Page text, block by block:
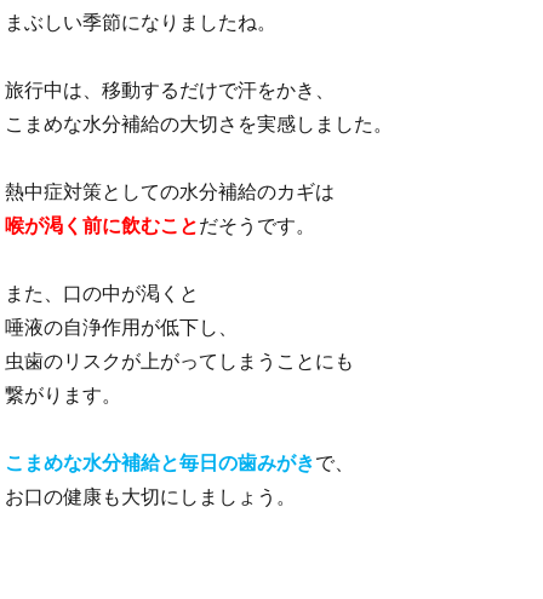
まぶしい季節になりましたね。
旅行中は、移動するだけで汗をかき、
こまめな水分補給の大切さを実感しました。
熱中症対策としての水分補給のカギは
喉が渇く前に飲むことだそうです。
また、口の中が渇くと
唾液の自浄作用が低下し、
虫歯のリスクが上がってしまうことにも
繋がります。
こまめな⽔分補給と毎⽇の⻭みがきで、
お⼝の健康も⼤切にしましょう。